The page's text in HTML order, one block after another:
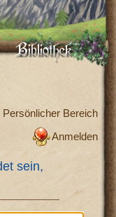
Persönlicher Bereich
Anmelden
sein,